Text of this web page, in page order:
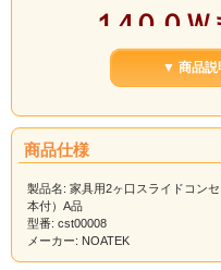
１4００Ｗ
学習机やキ
差し込み口に
▼ 商品説
商品仕様
製品名: 家具用2ヶ口スライドコ
本付）A品
型番: cst00008
メーカー: NOATEK